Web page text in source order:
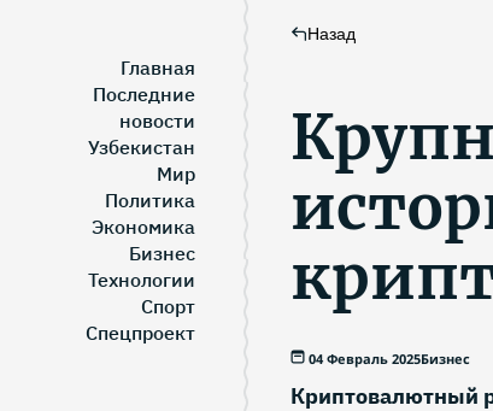
Главная
Последние
новости
Узбекистан
Мир
Политика
Экономика
Бизнес
Технологии
Спорт
Спецпроект
Назад
04 Февраль 2025Бизнес
Криптовалютный